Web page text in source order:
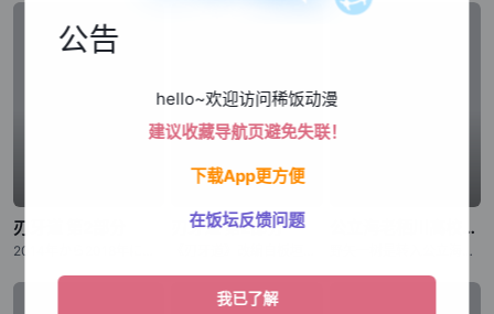
刃牙道 第2部分 刃牙道 第2部分 公立海老栖川高校天闷部
野矢一树是转入公立海老栖川高校的新生，对天文感兴趣的他本想申请加入天文部，但却错入部室，成为了原本仅由女生组成的天闷部的一员。在这里，一树遇到了个性鲜明的女生部员们，有常常搞出问题来的户田山响子、天闷
公告
hello~欢迎访问稀饭动漫
建议收藏导航页避免失联！
下载App更方便
在饭坛反馈问题